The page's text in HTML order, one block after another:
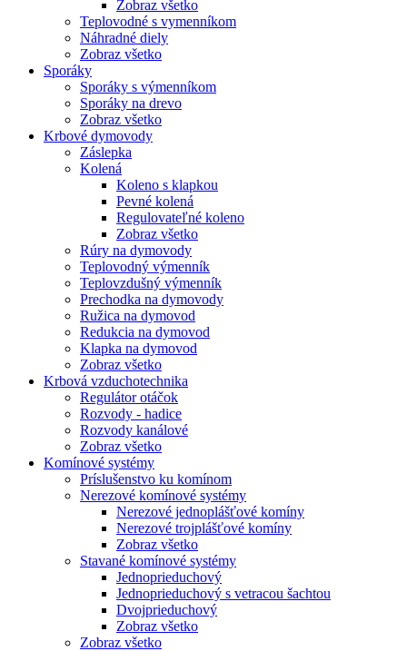
Zobraz všetko
Teplovodné s vymenníkom
Náhradné diely
Zobraz všetko
Sporáky
Sporáky s výmenníkom
Sporáky na drevo
Zobraz všetko
Krbové dymovody
Záslepka
Kolená
Koleno s klapkou
Pevné kolená
Regulovateľné koleno
Zobraz všetko
Rúry na dymovody
Teplovodný výmenník
Teplovzdušný výmenník
Prechodka na dymovody
Ružica na dymovod
Redukcia na dymovod
Klapka na dymovod
Zobraz všetko
Krbová vzduchotechnika
Regulátor otáčok
Rozvody - hadice
Rozvody kanálové
Zobraz všetko
Komínové systémy
Príslušenstvo ku komínom
Nerezové komínové systémy
Nerezové jednoplášťové komíny
Nerezové trojplášťové komíny
Zobraz všetko
Stavané komínové systémy
Jednoprieduchový
Jednoprieduchový s vetracou šachtou
Dvojprieduchový
Zobraz všetko
Zobraz všetko